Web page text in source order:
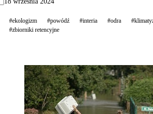
#ekologizm #powódź #interia #odra
#zbiorniki retencyjne